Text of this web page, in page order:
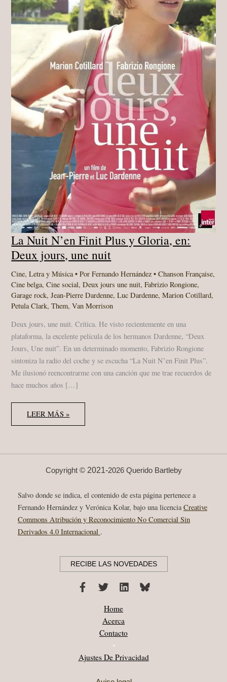
La Nuit N’en Finit Plus y Gloria, en:
Deux jours, une nuit
Cine,Letra y Música • PorFernando Hernández•Chanson Française,
Cine belga,Cine social,Deux jours une nuit,Fabrizio Rongione,
Garage rock,Jean-Pierre Dardenne,Luc Dardenne,Marion Cotillard,
Petula Clark,Them,Van Morrison
Deux jours, une nuit. Crítica. He visto recientemente en una
plataforma, la excelente película de los hermanos Dardenne, “Deux
Jours, Une nuit”. En un determinado momento, Fabrizio Rongione
sintoniza la radio del coche y se escucha “La Nuit N’en Finit Plus”.
Me ilusionó reencontrarme con una canción que me trae recuerdos de
hace muchos años […]
LA
NUIT
N’EN
GLORIA,
DEUX
NUIT
LEER MÁS »
Copyright © 2021-2026 Querido Bartleby
Salvo donde se indica, el contenido de esta página pertenece a
Fernando Hernández y Verónica Kolar, bajo una licenciaCreative
Commons Atribución y Reconocimiento No Comercial Sin
Derivados 4.0 Internacional .
RECIBE LAS NOVEDADES
Home
Acerca
Contacto
•
Ajustes De Privacidad